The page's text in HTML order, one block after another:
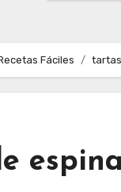
Fáciles tartas